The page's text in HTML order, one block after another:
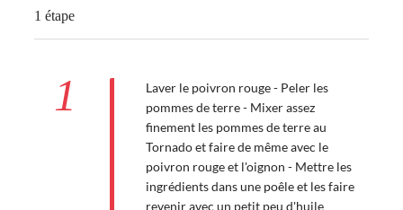
1 étape
1
Laver le poivron rouge - Peler les
pommes de terre - Mixer assez
finement les pommes de terre au
Tornado et faire de même avec le
poivron rouge et l'oignon - Mettre les
ingrédients dans une poêle et les faire
revenir avec un petit peu d'huile